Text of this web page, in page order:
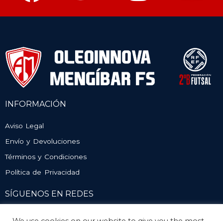
INFORMACIÓN
Aviso Legal
Envío y Devoluciones
Términos y Condiciones
Política de Privacidad
SÍGUENOS EN REDES